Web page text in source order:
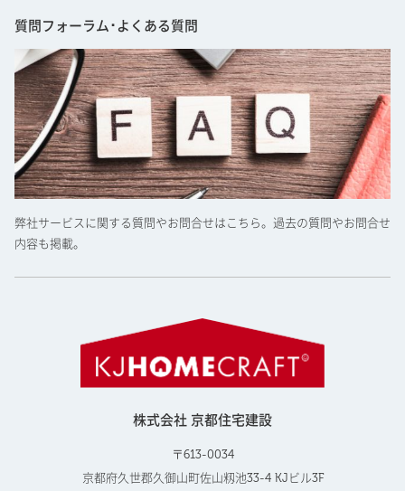
質問フォーラム･よくある質問
弊社サービスに関する質問やお問合せはこちら。過去の質問やお問合せ
内容も掲載。
株式会社 京都住宅建設
〒613-0034
京都府久世郡久御山町佐山籾池33-4 KJビル3F